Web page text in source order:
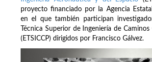
proyecto financiado por la Agencia
en el que también participan
Técnica Superior de Ingeniería de
(ETSICCP) dirigidos por Francisco Gálvez.